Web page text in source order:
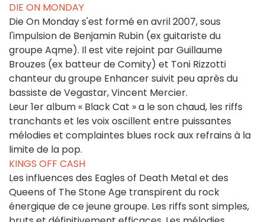
DIE ON MONDAY
Die On Monday s'est formé en avril 2007, sous
l'impulsion de Benjamin Rubin (ex guitariste du
groupe Aqme). Il est vite rejoint par Guillaume
Brouzes (ex batteur de Comity) et Toni Rizzotti
chanteur du groupe Enhancer suivit peu après du
bassiste de Vegastar, Vincent Mercier.
Leur 1er album « Black Cat » a le son chaud, les riffs
tranchants et les voix oscillent entre puissantes
mélodies et complaintes blues rock aux refrains à la
limite de la pop.
KINGS OFF CASH
Les influences des Eagles of Death Metal et des
Queens of The Stone Age transpirent du rock
énergique de ce jeune groupe. Les riffs sont simples,